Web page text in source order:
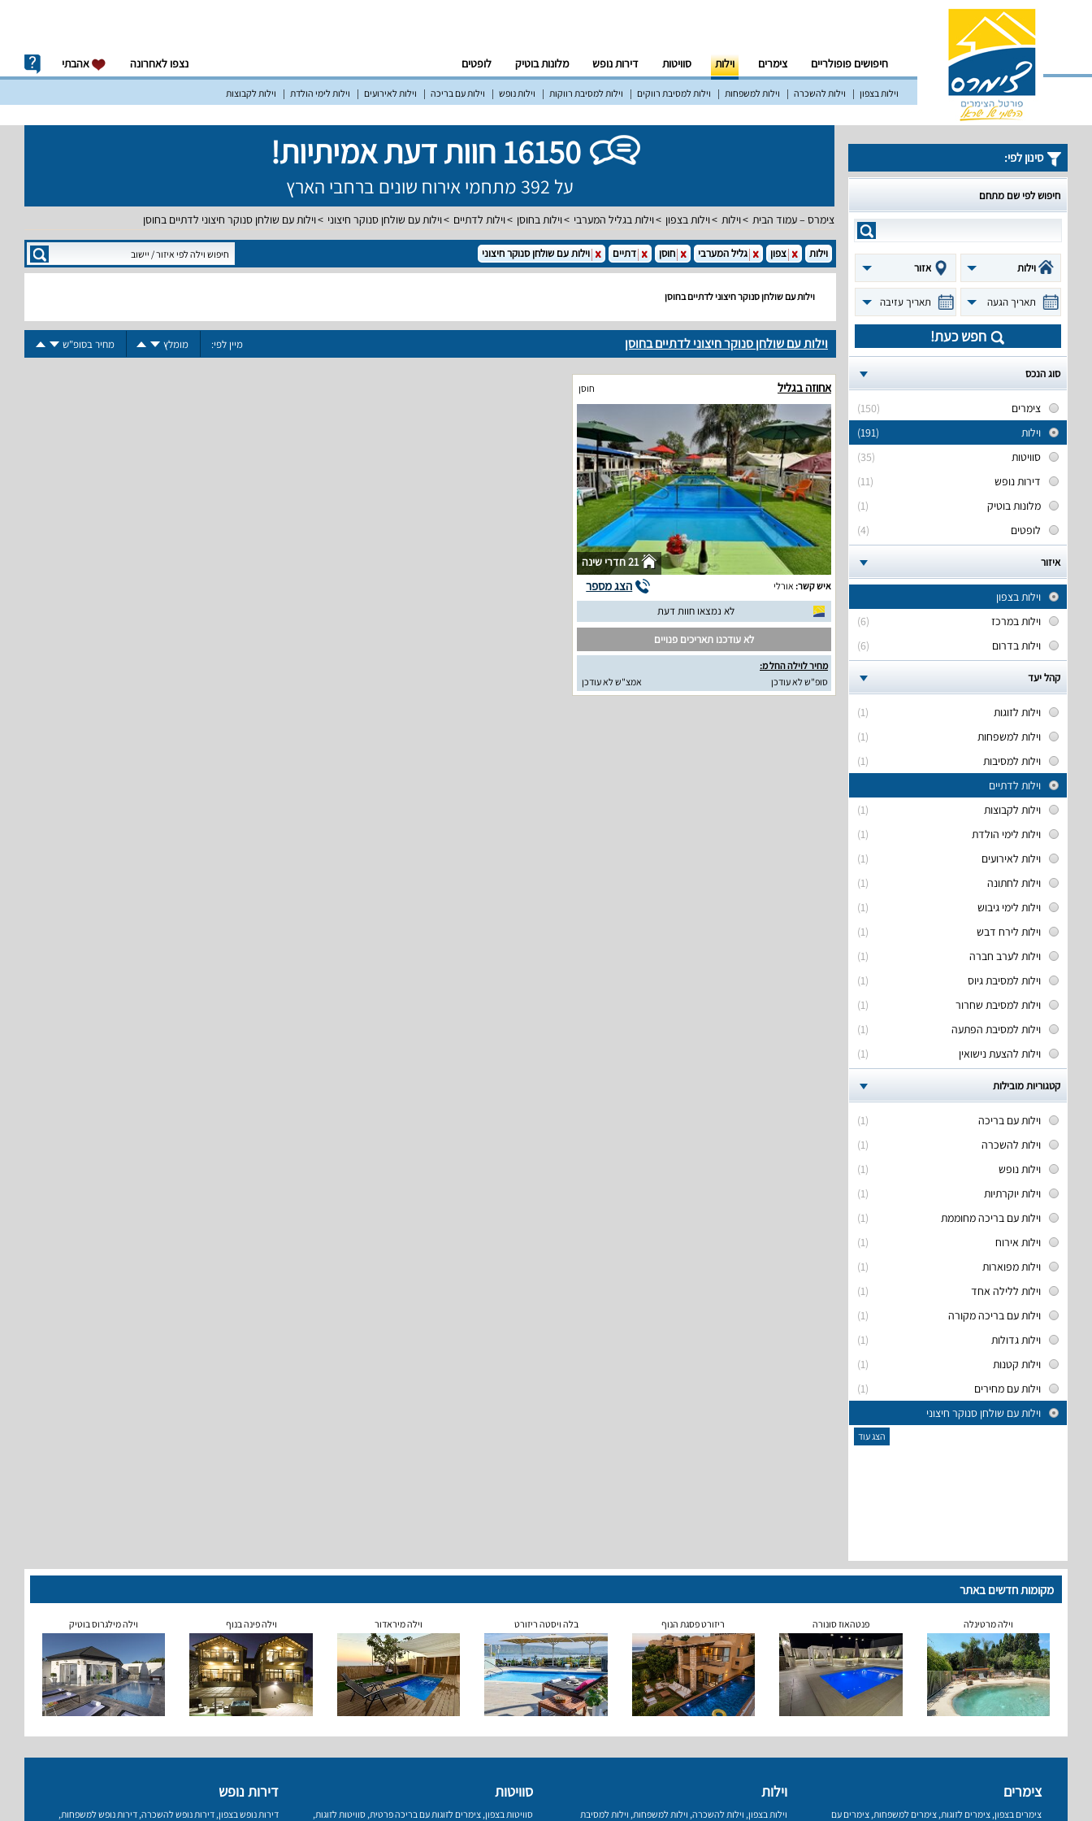
חיפושים פופולריים צימרים וילות סוויטות דירות נופש מלונות בוטיק לופטים נצפו לאחרונה אהבתי
וילות בצפון וילות להשכרה וילות למשפחות וילות למסיבת רווקים וילות למסיבת רווקות וילות נופש וילות עם בריכה וילות לאירועים וילות לימי הולדת וילות לקבוצות
16150 חוות דעת אמיתיות!
על 392 מתחמי אירוח שונים ברחבי הארץ
צימרס – עמוד הבית וילות וילות בצפון וילות בגליל המערבי וילות בחוסן וילות לדתיים וילות עם שולחן סנוקר חיצוני וילות עם שולחן סנוקר חיצוני לדתיים בחוסן
סינון לפי:
חיפוש לפי שם מתחם
וילות אזור
תאריך הגעה תאריך עזיבה
חפש כעת!
סוג הנכס
(150)
צימרים
(191)
וילות
(35)
סוויטות
(11)
דירות נופש
(1)
מלונות בוטיק
(4)
לופטים
איזור
וילות בצפון
(6)
וילות במרכז
(6)
וילות בדרום
קהל יעד
(1)
וילות לזוגות
(1)
וילות למשפחות
(1)
וילות למסיבות
וילות לדתיים
(1)
וילות לקבוצות
(1)
וילות לימי הולדת
(1)
וילות לאירועים
(1)
וילות לחתונה
(1)
וילות לימי גיבוש
(1)
וילות לירח דבש
(1)
וילות לערב חברה
(1)
וילות למסיבת גיוס
(1)
וילות למסיבת שחרור
(1)
וילות למסיבת הפתעה
(1)
וילות להצעת נישואין
קטגוריות מובילות
(1)
וילות עם בריכה
(1)
וילות להשכרה
(1)
וילות נופש
(1)
וילות יוקרתיות
(1)
וילות עם בריכה מחוממת
(1)
וילות אירוח
(1)
וילות מפוארות
(1)
וילות ללילה אחד
(1)
וילות עם בריכה מקורה
(1)
וילות גדולות
(1)
וילות קטנות
(1)
וילות עם מחירים
וילות עם שולחן סנוקר חיצוני
הצג עוד
וילות צפון גליל המערבי חוסן דתיים וילות עם שולחן סנוקר חיצוני
וילות עם שולחן סנוקר חיצוני לדתיים בחוסן
וילות עם שולחן סנוקר חיצוני לדתיים בחוסן מיין לפי: מומלץ מחיר בסופ"ש
אחוזה בגליל חוסן
21 חדרי שינה
איש קשר: אורלי הצג מספר
לא נמצאו חוות דעת
לא עודכנו תאריכים פנויים
מחיר לוילה החל מ:
סופ"ש לא עודכן
אמצ"ש לא עודכן
מקומות חדשים באתר
וילה מרטינלה פנטהאוז סונורה ריזורט פסגת הנוף בלה ויסטה ריזורט וילה מיראדור וילה פינה בנוף וילה מילגרוס בוטיק
צימרים
צימרים בצפון, צימרים לזוגות, צימרים למשפחות, צימרים עם
וילות
וילות בצפון, וילות להשכרה, וילות למשפחות, וילות למסיבת
סוויטות
סוויטות בצפון, צימרים לזוגות עם בריכה פרטית, סוויטות לזוגות,
דירות נופש
דירות נופש בצפון, דירות נופש להשכרה, דירות נופש למשפחות,